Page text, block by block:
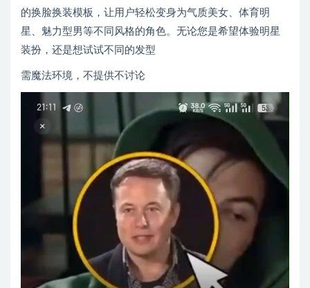
的换脸换装模板，让用户轻松变身为气质美女、体育明
星、魅力型男等不同风格的角色。无论您是希望体验明星
装扮，还是想试试不同的发型
需魔法环境，不提供不讨论